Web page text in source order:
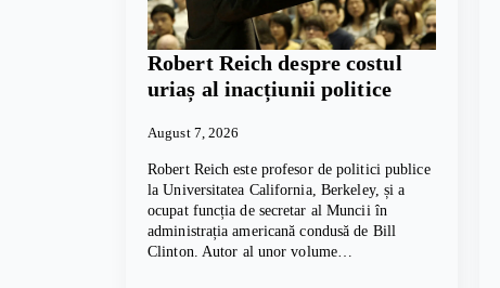
Robert Reich despre costul
uriaș al inacțiunii politice
August 7, 2026
Robert Reich este profesor de politici publice
la Universitatea California, Berkeley, și a
ocupat funcția de secretar al Muncii în
administrația americană condusă de Bill
Clinton. Autor al unor volume…